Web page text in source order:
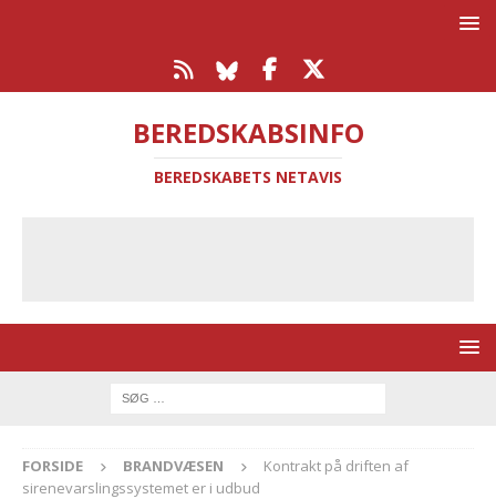
BEREDSKABSINFO
BEREDSKABETS NETAVIS
FORSIDE BRANDVÆSEN
Kontrakt på driften af
sirenevarslingssystemet er i udbud